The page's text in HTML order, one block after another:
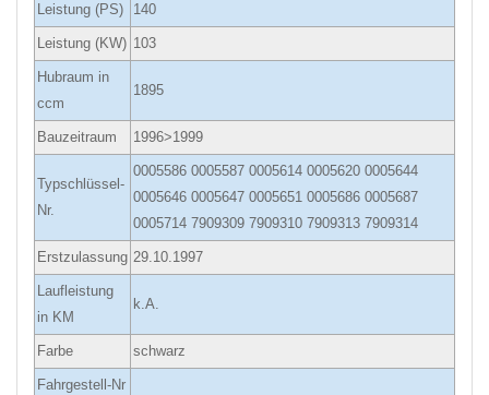
Leistung (PS) 140
Leistung (KW) 103
Hubraum in
ccm
1895
Bauzeitraum 1996>1999
Typschlüssel-
Nr.
0005586 0005587 0005614 0005620 0005644
0005646 0005647 0005651 0005686 0005687
0005714 7909309 7909310 7909313 7909314
Erstzulassung 29.10.1997
Laufleistung
in KM
k.A.
Farbe schwarz
Fahrgestell-Nr